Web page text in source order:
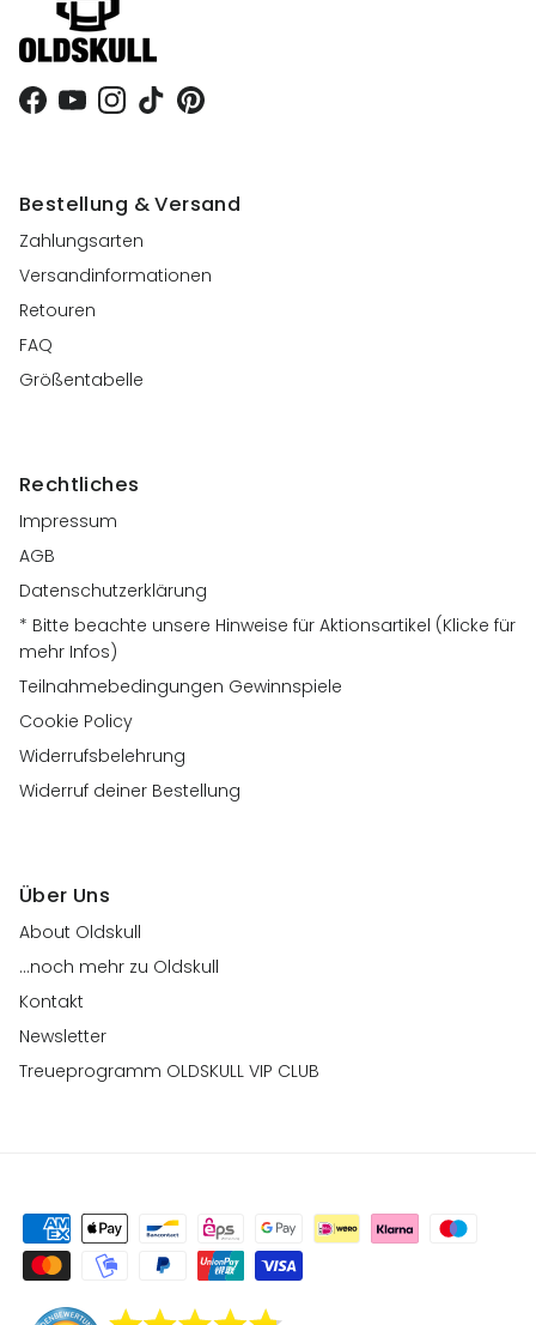
Facebook
YouTubeInstagram
TikTokPinterest
Bestellung & Versand
Zahlungsarten
Versandinformationen
Retouren
FAQ
Größentabelle
Rechtliches
Impressum
AGB
Datenschutzerklärung
* Bitte beachte unsere Hinweise für Aktionsartikel (Klicke für
mehr Infos)
Teilnahmebedingungen Gewinnspiele
Cookie Policy
Widerrufsbelehrung
Widerruf deiner Bestellung
Über Uns
About Oldskull
...noch mehr zu Oldskull
Kontakt
Newsletter
Treueprogramm OLDSKULL VIP CLUB